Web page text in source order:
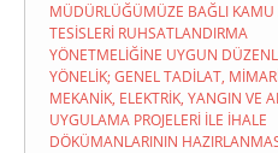
MÜDÜRLÜĞÜMÜZE BAĞLI KAMU
TESİSLERİ RUHSATLANDIRMA
YÖNETMELİĞİNE UYGUN
YÖNELİK; GENEL TADİLAT,
MEKANİK, ELEKTRİK, YANGIN VE
UYGULAMA PROJELERİ İLE İHALE
DÖKÜMANLARININ